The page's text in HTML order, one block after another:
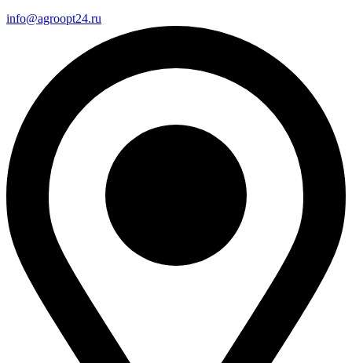
info@agroopt24.ru